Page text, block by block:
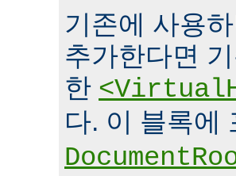
기존에 사용
추가한다면
한
다. 이 블록에